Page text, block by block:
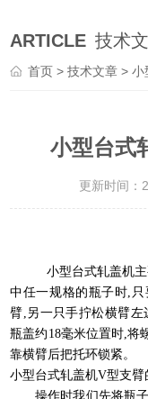
ARTICLE 技术
首页 >技术文章 > 小
小型台式
更新时间：
小型台式轧盖机主
中任一规格的瓶子时,
臂,另一只手拧松横臂
瓶盖约18毫米位置时,将
靠横臂后把托环锁紧。
小型台式轧盖机V型支臂
操作时我们先将瓶子